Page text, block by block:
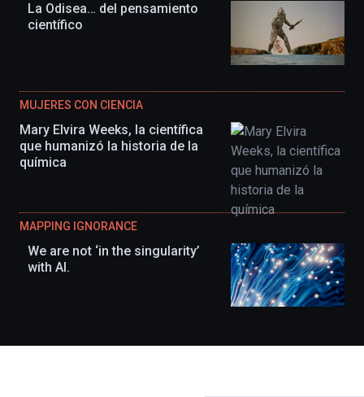
La Odisea… del pensamiento
científico
MUJERES CON CIENCIA
Mary Elvira Weeks, la científica
que humanizó la historia de la
química
MAPPING IGNORANCE
We are not ‘in the singularity’
with AI.